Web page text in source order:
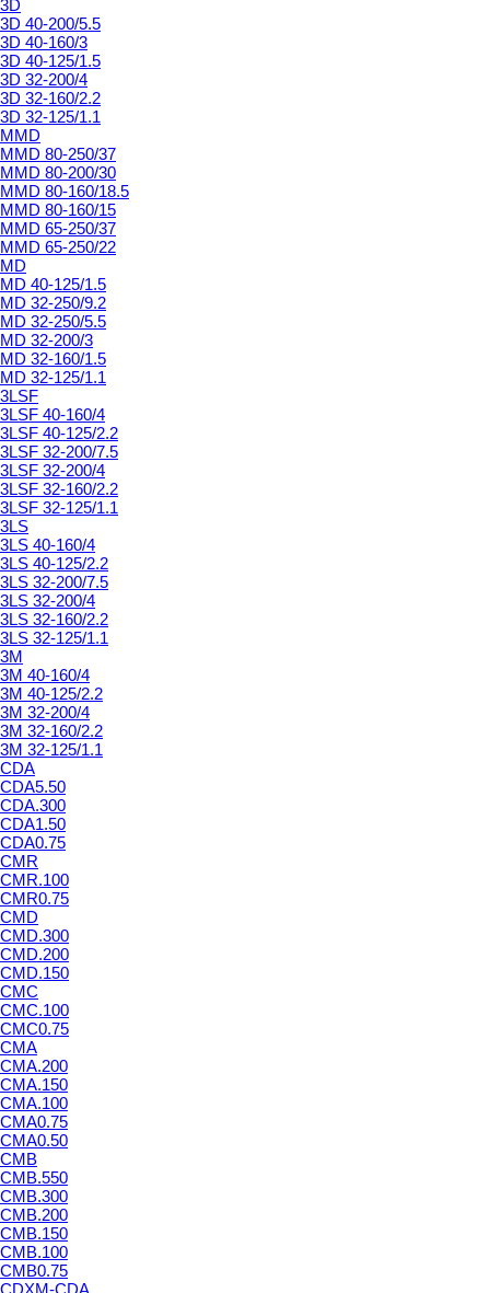
3D
3D 40-200/5.5
3D 40-160/3
3D 40-125/1.5
3D 32-200/4
3D 32-160/2.2
3D 32-125/1.1
MMD
MMD 80-250/37
MMD 80-200/30
MMD 80-160/18.5
MMD 80-160/15
MMD 65-250/37
MMD 65-250/22
MD
MD 40-125/1.5
MD 32-250/9.2
MD 32-250/5.5
MD 32-200/3
MD 32-160/1.5
MD 32-125/1.1
3LSF
3LSF 40-160/4
3LSF 40-125/2.2
3LSF 32-200/7.5
3LSF 32-200/4
3LSF 32-160/2.2
3LSF 32-125/1.1
3LS
3LS 40-160/4
3LS 40-125/2.2
3LS 32-200/7.5
3LS 32-200/4
3LS 32-160/2.2
3LS 32-125/1.1
3M
3M 40-160/4
3M 40-125/2.2
3M 32-200/4
3M 32-160/2.2
3M 32-125/1.1
CDA
CDA5.50
CDA.300
CDA1.50
CDA0.75
CMR
CMR.100
CMR0.75
CMD
CMD.300
CMD.200
CMD.150
CMC
CMC.100
CMC0.75
CMA
CMA.200
CMA.150
CMA.100
CMA0.75
CMA0.50
CMB
CMB.550
CMB.300
CMB.200
CMB.150
CMB.100
CMB0.75
CDXM-CDA